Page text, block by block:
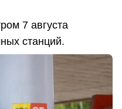
7 августа
станций.